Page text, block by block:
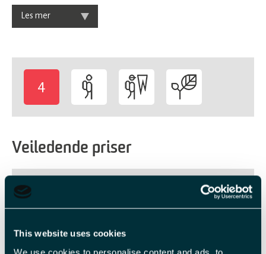
This website uses cookies
We use cookies to personalise content and ads, to
Les mer
4
Veiledende priser
Billettype